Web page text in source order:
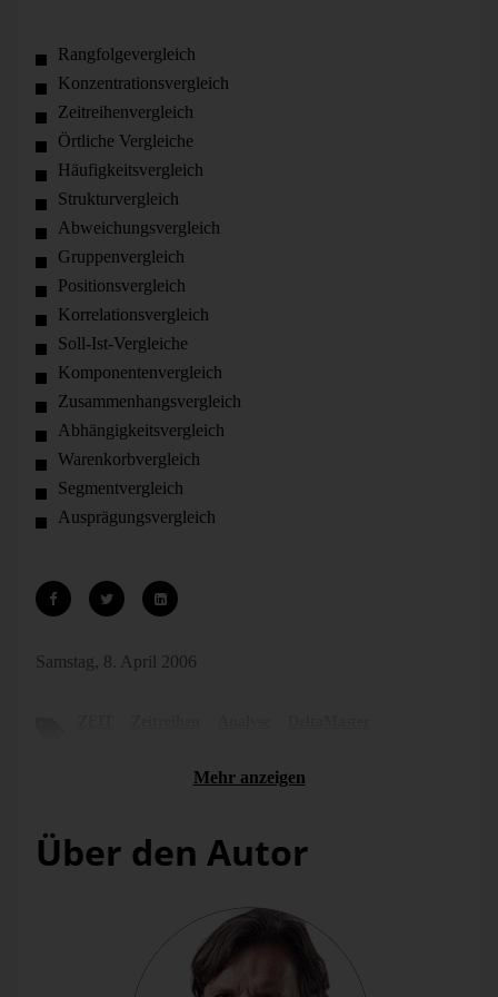
Rangfolgevergleich
Konzentrationsvergleich
Zeitreihenvergleich
Örtliche Vergleiche
Häufigkeitsvergleich
Strukturvergleich
Abweichungsvergleich
Gruppenvergleich
Positionsvergleich
Korrelationsvergleich
Soll-Ist-Vergleiche
Komponentenvergleich
Zusammenhangs­vergleich
Abhängigkeitsvergleich
Warenkorbvergleich
Segmentvergleich
Ausprägungsvergleich
Samstag, 8. April 2006
Mehr anzeigen
Über den Autor